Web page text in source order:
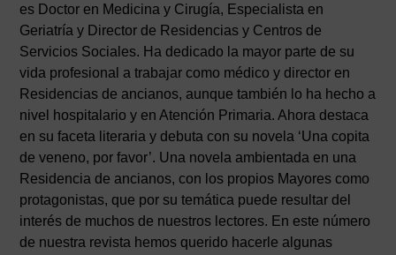
es Doctor en Medicina y Cirugía, Especialista en
Geriatría y Director de Residencias y Centros de
Servicios Sociales. Ha dedicado la mayor parte de su
vida profesional a trabajar como médico y director en
Residencias de ancianos, aunque también lo ha hecho a
nivel hospitalario y en Atención Primaria. Ahora destaca
en su faceta literaria y debuta con su novela ‘Una copita
de veneno, por favor’. Una novela ambientada en una
Residencia de ancianos, con los propios Mayores como
protagonistas, que por su temática puede resultar del
interés de muchos de nuestros lectores. En este número
de nuestra revista hemos querido hacerle algunas